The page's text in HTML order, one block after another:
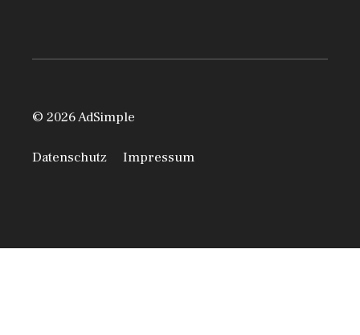
© 2026 AdSimple
Datenschutz Impressum